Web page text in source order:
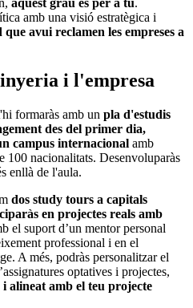
amb una visió estratègica i
avui reclamen les empreses a
i l'empresa
formaràs amb un pla d'estudis
des del primer dia,
campus internacional amb
100 nacionalitats. Desenvoluparàs
enllà de l'aula.
dos study tours a capitals
en projectes reals amb
el suport d’un mentor personal
professional i en el
A més, podràs personalitzar el
optatives i projectes,
alineat amb el teu projecte